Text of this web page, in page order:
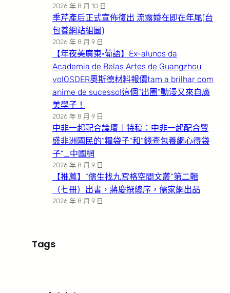
2026 年 8 月 10 日
季芹產后正式宣佈復出 流露婚在即在年尾(台
包養網站組圖)
2026 年 8 月 9 日
【年夜美廣東·葡語】Ex-alunos da
Academia de Belas Artes de Guangzhou
volOSDER奧斯德材料報價tam a brilhar com
anime de sucesso!這個“出圈”動漫又來自廣
美學子！
2026 年 8 月 9 日
中非一起配合論壇｜特稿：中非一起配合豐
盛非洲國民的“糧袋子”和“錢查包養網心得袋
子”_中國網
2026 年 8 月 9 日
【推薦】“儒生找九宮格空間文叢”第二輯
（七冊）出書，蔣慶撰總序，儒家網出品
2026 年 8 月 9 日
Tags